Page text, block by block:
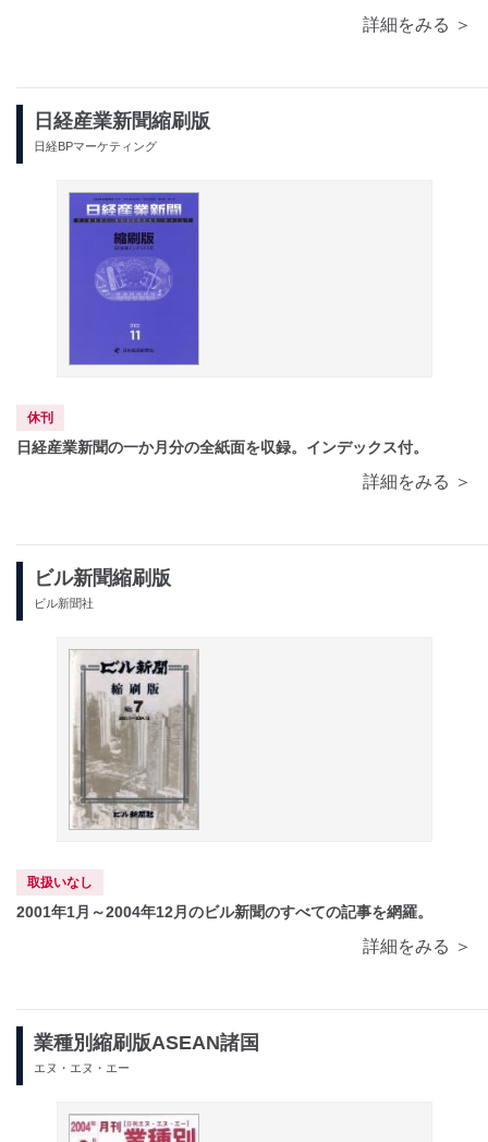
詳細をみる ＞
日経産業新聞縮刷版
日経BPマーケティング
休刊
日経産業新聞の一か月分の全紙面を収録。インデックス付。
詳細をみる ＞
ビル新聞縮刷版
ビル新聞社
取扱いなし
2001年1月～2004年12月のビル新聞のすべての記事を網羅。
詳細をみる ＞
業種別縮刷版ASEAN諸国
エヌ・エヌ・エー